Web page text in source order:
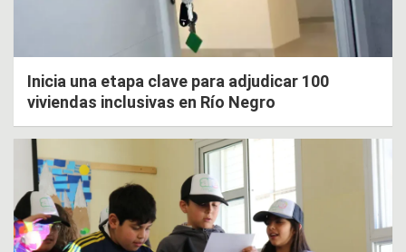
Inicia una etapa clave para adjudicar 100
viviendas inclusivas en Río Negro